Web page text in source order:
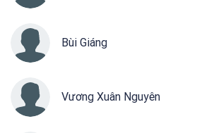
Bùi Giáng
Vương Xuân Nguyên